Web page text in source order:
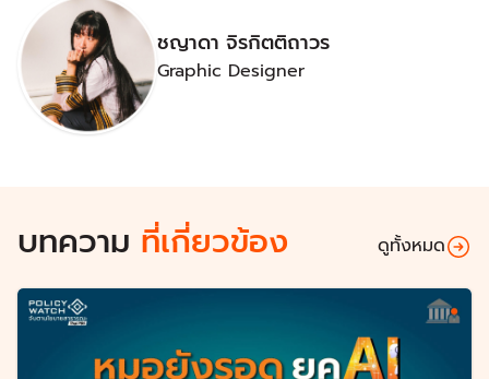
ชญาดา จิรกิตติถาวร
Graphic Designer
บทความ ที่เกี่ยวข้อง ดูทั้งหมด